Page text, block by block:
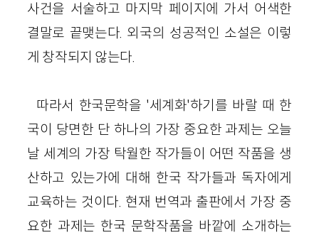
사건을 서술하고 마지막 페이지에 가서 어색한
결말로 끝맺는다. 외국의 성공적인 소설은 이렇
게 창작되지 않는다.
따라서 한국문학을 '세계화'하기를 바랄 때 한
국이 당면한 단 하나의 가장 중요한 과제는 오늘
날 세계의 가장 탁월한 작가들이 어떤 작품을 생
산하고 있는가에 대해 한국 작가들과 독자에게
교육하는 것이다. 현재 번역과 출판에서 가장 중
요한 과제는 한국 문학작품을 바깥에 소개하는